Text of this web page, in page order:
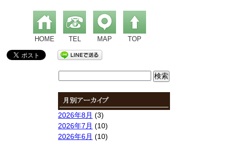
HOME TEL MAP TOP
2026年8月 (3)
2026年7月 (10)
2026年6月 (10)